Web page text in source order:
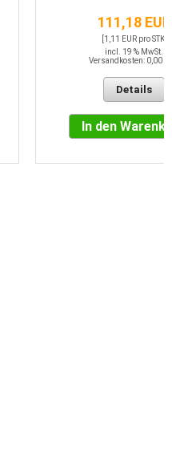
111,18 EUR
[1,11 EUR pro STK]
incl. 19 % MwSt.
Versandkosten: 0,00
Details
In den